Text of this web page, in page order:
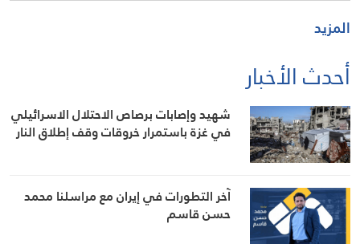
المزيد
أحدث الأخبار
شهيد وإصابات برصاص الاحتلال الاسرائيلي
في غزة باستمرار خروقات وقف إطلاق النار
آخر التطورات في إيران مع مراسلنا محمد
حسن قاسم